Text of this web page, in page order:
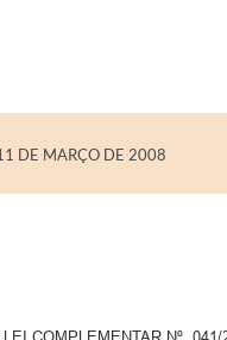
DE MARÇO DE 2008